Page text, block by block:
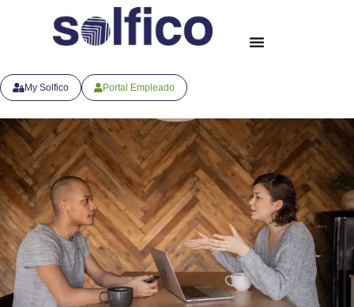
My Solfico Portal Empleado